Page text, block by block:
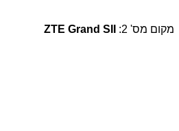
מקום מס' 2: ZTE Grand SII